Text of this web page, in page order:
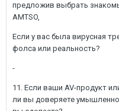
предложив выбрать
AMTSO,
Если у вас была вирусная
фолса или реальность?
-
11. Если ваши AV-продукт
ли вы доверяете умышленно